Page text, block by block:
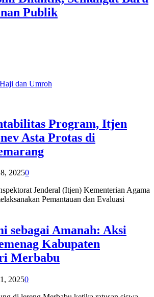
Publik
dan Umroh
Program, Itjen
Asta Protas di
20250
Jenderal (Itjen) Kementerian Agama
Pemantauan dan Evaluasi
sebagai Amanah: Aksi
Kabupaten
Merbabu
20250